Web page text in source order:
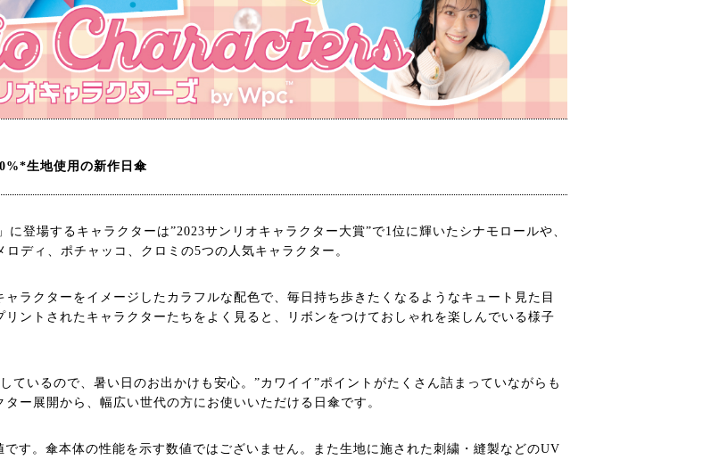
生地使用の新作日傘
登場するキャラクターは”2023サンリオキャラクター大賞”で1位に輝いたシナモロールや、
ディ、ポチャッコ、クロミの5つの人気キャラクター。
ラクターをイメージしたカラフルな配色で、毎日持ち歩きたくなるようなキュート見た目
ントされたキャラクターたちをよく見ると、リボンをつけておしゃれを楽しんでいる様子
いるので、暑い日のお出かけも安心。”カワイイ”ポイントがたくさん詰まっていながらも
ー展開から、幅広い世代の方にお使いいただける日傘です。
す。傘本体の性能を示す数値ではございません。また生地に施された刺繍・縫製などのUV